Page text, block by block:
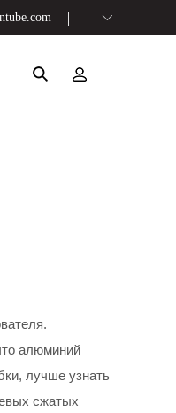
алюминий
лучше узнать
сжатых